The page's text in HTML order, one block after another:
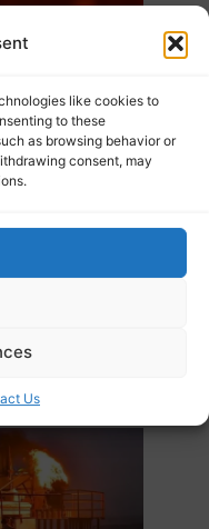
like cookies to
to these
as browsing behavior or
consent, may
Us